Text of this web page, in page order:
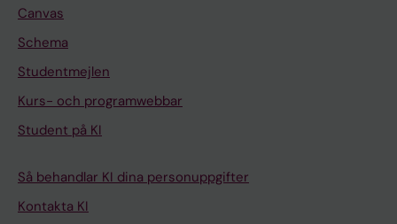
Canvas
Schema
Studentmejlen
Kurs- och programwebbar
Student på KI
Så behandlar KI dina personuppgifter
Kontakta KI